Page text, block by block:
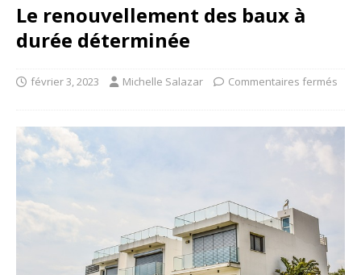
Le renouvellement des baux à
durée déterminée
février 3, 2023 Michelle Salazar Commentaires fermés